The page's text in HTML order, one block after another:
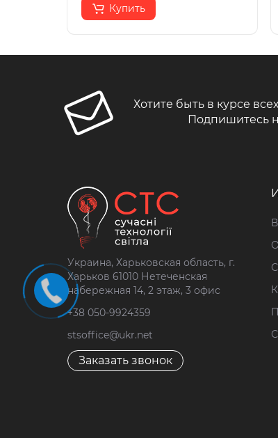
Купить
Хотите быть в курсе
Подпишитесь
Украина, Харьковская область, г.
Харьков 61010 Нетеченская
набережная 14, 2 этаж, 3 офис
+38 050-9924359
stsoffice@ukr.net
Заказать звонок